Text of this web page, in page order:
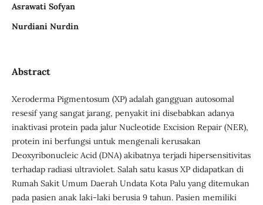
Asrawati Sofyan
Nurdiani Nurdin
Abstract
Xeroderma Pigmentosum (XP) adalah gangguan autosomal
resesif yang sangat jarang, penyakit ini disebabkan adanya
inaktivasi protein pada jalur Nucleotide Excision Repair (NER),
protein ini berfungsi untuk mengenali kerusakan
Deoxyribonucleic Acid (DNA) akibatnya terjadi hipersensitivitas
terhadap radiasi ultraviolet. Salah satu kasus XP didapatkan di
Rumah Sakit Umum Daerah Undata Kota Palu yang ditemukan
pada pasien anak laki-laki berusia 9 tahun. Pasien memiliki